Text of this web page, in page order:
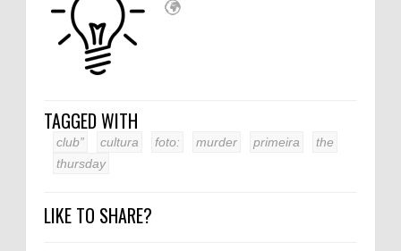
TAGGED WITH
club” cultura foto: murder primeira
the
thursday
LIKE TO SHARE?